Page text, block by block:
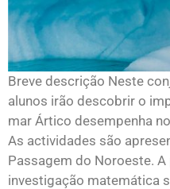
Breve descrição Neste
alunos irão descobrir o
mar Ártico desempenha
As actividades são
Passagem do Noroeste.
investigação matemática